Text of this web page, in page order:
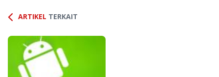
ARTIKEL TERKAIT